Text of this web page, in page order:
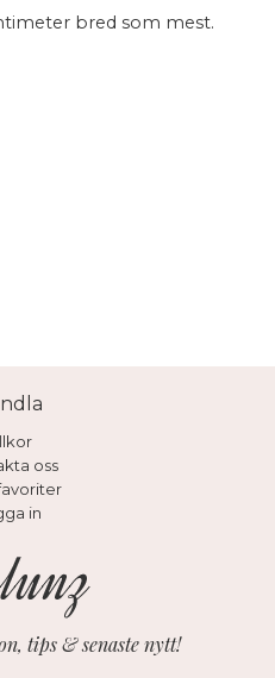
bred som mest.
oss
in
tips & senaste nytt!